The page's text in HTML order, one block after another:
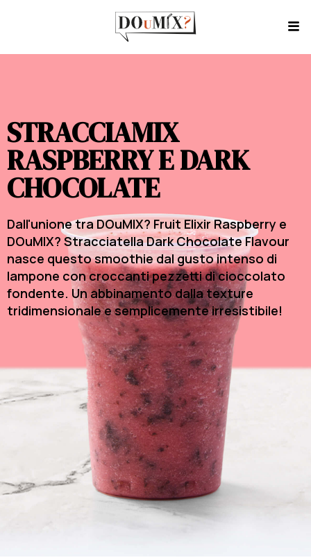
STRACCIAMIX
RASPBERRY E DARK
CHOCOLATE
Dall'unione tra DOuMIX? Fruit Elixir Raspberry e
DOuMIX? Stracciatella Dark Chocolate Flavour
nasce questo smoothie dal gusto intenso di
lampone con croccanti pezzetti di cioccolato
fondente. Un abbinamento dalla texture
tridimensionale e semplicemente irresistibile!